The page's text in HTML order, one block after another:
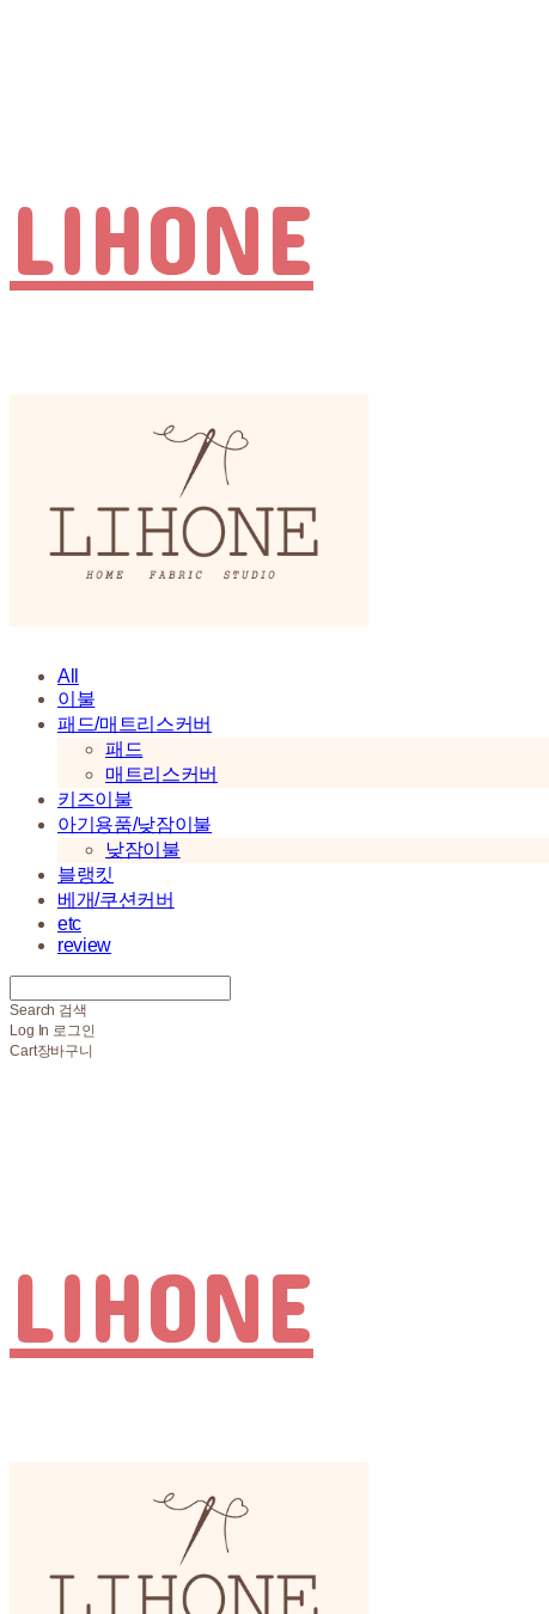
LIHONE
All
이불
패드/매트리스커버
패드
매트리스커버
키즈이불
아기용품/낮잠이불
낮잠이불
블랭킷
베개/쿠션커버
etc
review
Search 검색
Log In 로그인
Cart장바구니
LIHONE